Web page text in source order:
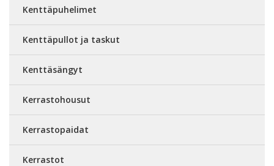
Kenttäpuhelimet
Kenttäpullot ja taskut
Kenttäsängyt
Kerrastohousut
Kerrastopaidat
Kerrastot